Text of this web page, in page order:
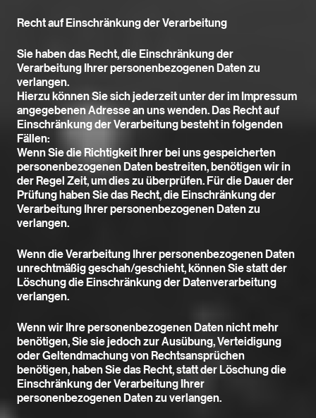
Recht auf Einschränkung der Verarbeitung
Sie haben das Recht, die Einschränkung der
Verarbeitung Ihrer personenbezogenen Daten zu
verlangen.
Hierzu können Sie sich jederzeit unter der im Impressum
angegebenen Adresse an uns wenden. Das Recht auf
Einschränkung der Verarbeitung besteht in folgenden
Fällen:
Wenn Sie die Richtigkeit Ihrer bei uns gespeicherten
personenbezogenen Daten bestreiten, benötigen wir in
der Regel Zeit, um dies zu überprüfen. Für die Dauer der
Prüfung haben Sie das Recht, die Einschränkung der
Verarbeitung Ihrer personenbezogenen Daten zu
verlangen.
Wenn die Verarbeitung Ihrer personenbezogenen Daten
unrechtmäßig geschah/geschieht, können Sie statt der
Löschung die Einschränkung der Datenverarbeitung
verlangen.
Wenn wir Ihre personenbezogenen Daten nicht mehr
benötigen, Sie sie jedoch zur Ausübung, Verteidigung
oder Geltendmachung von Rechtsansprüchen
benötigen, haben Sie das Recht, statt der Löschung die
Einschränkung der Verarbeitung Ihrer
personenbezogenen Daten zu verlangen.